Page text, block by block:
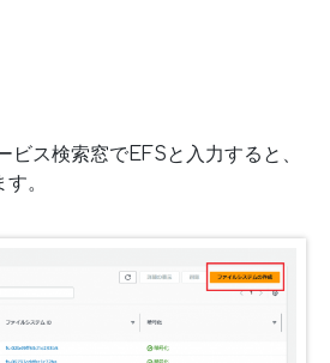
ビス検索窓でEFSと入力すると、
。